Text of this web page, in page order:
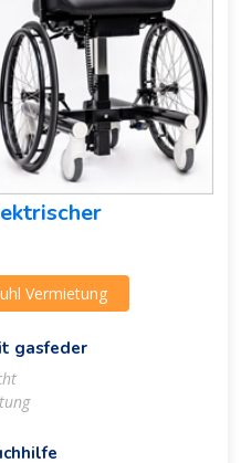
Vermietung
gasfeder